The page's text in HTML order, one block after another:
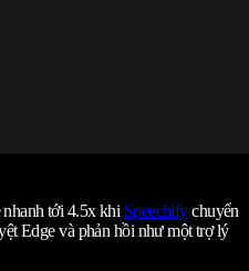
tới 4.5x khi Speechifychuyển
Edge và phản hồi như một trợ lý